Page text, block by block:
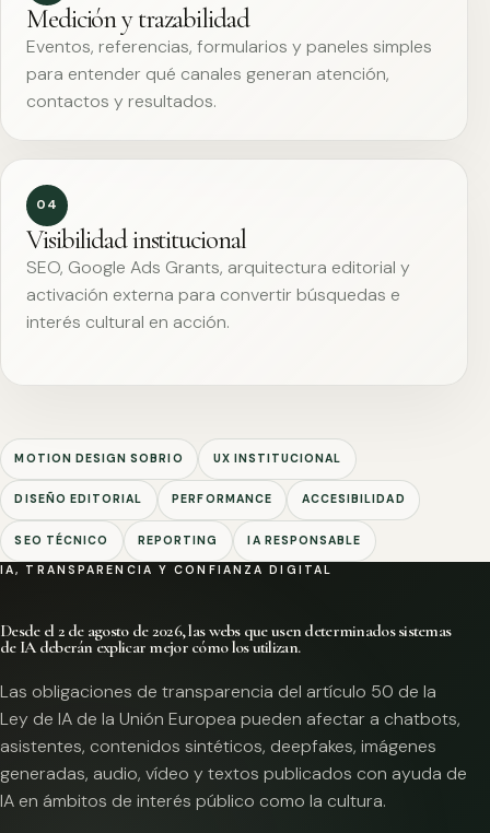
Medición y trazabilidad
Eventos, referencias, formularios y paneles simples
para entender qué canales generan atención,
contactos y resultados.
04
Visibilidad institucional
SEO, Google Ads Grants, arquitectura editorial y
activación externa para convertir búsquedas e
interés cultural en acción.
MOTION DESIGN SOBRIO UX INSTITUCIONAL
DISEÑO EDITORIAL PERFORMANCE ACCESIBILIDAD
SEO TÉCNICO REPORTING IA RESPONSABLE
IA, TRANSPARENCIA Y CONFIANZA DIGITAL
Desde el 2 de agosto de 2026, las webs que usen determinados sistemas
de IA deberán explicar mejor cómo los utilizan.
Las obligaciones de transparencia del artículo 50 de la
Ley de IA de la Unión Europea pueden afectar a chatbots,
asistentes, contenidos sintéticos, deepfakes, imágenes
generadas, audio, vídeo y textos publicados con ayuda de
IA en ámbitos de interés público como la cultura.